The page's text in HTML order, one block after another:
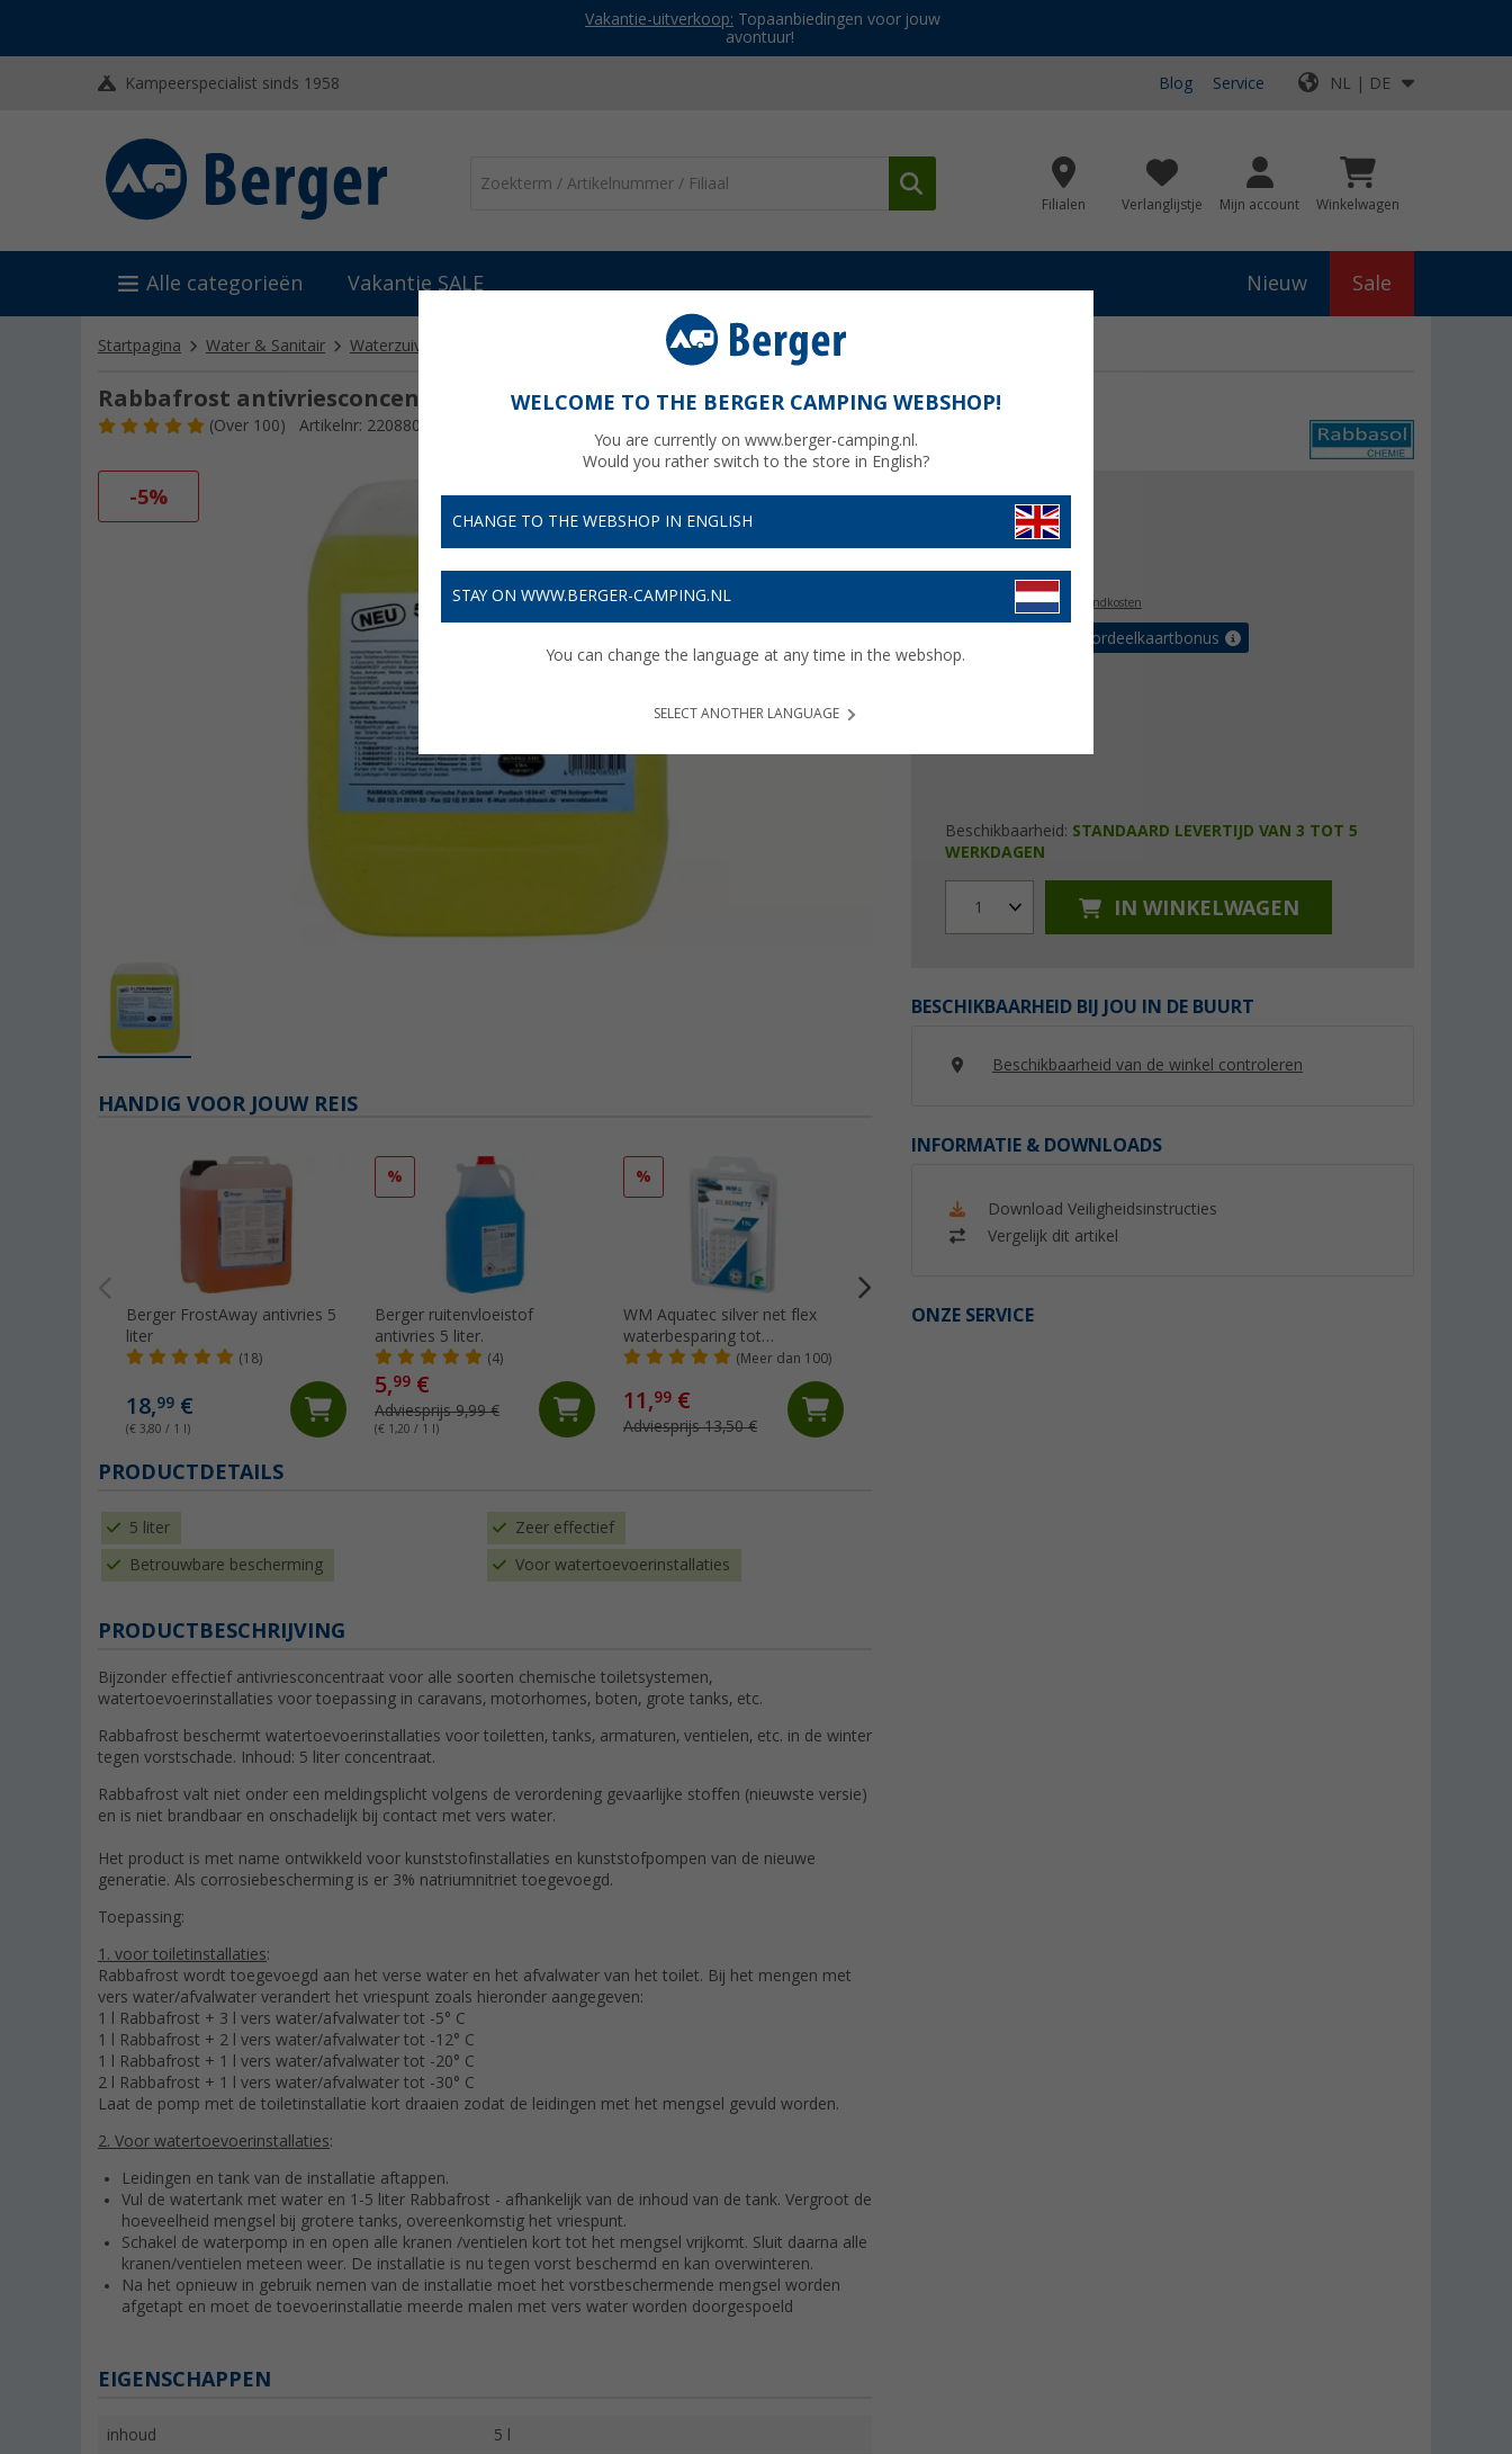
Vakantie-uitverkoop: Topaanbiedingen voor jouw
avontuur!
Kampeerspecialist sinds 1958 Blog Service NL | DE
Filialen Verlanglijstje Mijn account Winkelwagen
Alle categorieën Vakantie SALE Nieuw Sale
Startpagina Water & Sanitair Waterzuivering Rabbafrost antivriesconcentraat 5 liter
Rabbafrost antivriesconcentraat 5 liter
(Over100) Artikelnr: 220880
-5% normaal€ 19,99
€ 18,99
€ 3,80 / l
Prijzen incl. BTWplus verzendkosten
Verzeker tot 5% voordeelkaartbonus
Beschikbaarheid: STANDAARD LEVERTIJD VAN 3 TOT 5
WERKDAGEN
1 IN WINKELWAGEN
BESCHIKBAARHEID BIJ JOU IN DE BUURT
Beschikbaarheid van de winkel controleren
INFORMATIE & DOWNLOADS
Download Veiligheidsinstructies
Vergelijk dit artikel
ONZE SERVICE
HANDIG VOOR JOUW REIS
Berger FrostAway antivries 5
liter
(18)
18,99 €
(€ 3,80 / 1 l)
%
Berger ruitenvloeistof
antivries 5 liter.
(4)
5,99 €
Adviesprijs 9,99 €
(€ 1,20 / 1 l)
%
WM Aquatec silver net flex
waterbesparing tot
tankinhoud van 15 liter
(Meer dan 100)
11,99 €
Adviesprijs 13,50 €
Lilie Certec 3 in 1 filtercapsule
PRODUCTDETAILS
5 liter Zeer effectief
Betrouwbare bescherming Voor watertoevoerinstallaties
PRODUCTBESCHRIJVING
Bijzonder effectief antivriesconcentraat voor alle soorten chemische toiletsystemen,
watertoevoerinstallaties voor toepassing in caravans, motorhomes, boten, grote tanks, etc.
Rabbafrost beschermt watertoevoerinstallaties voor toiletten, tanks, armaturen, ventielen, etc. in de winter
tegen vorstschade. Inhoud: 5 liter concentraat.
Rabbafrost valt niet onder een meldingsplicht volgens de verordening gevaarlijke stoffen (nieuwste versie)
en is niet brandbaar en onschadelijk bij contact met vers water.
Het product is met name ontwikkeld voor kunststofinstallaties en kunststofpompen van de nieuwe
generatie. Als corrosiebescherming is er 3% natriumnitriet toegevoegd.
Toepassing:
1. voor toiletinstallaties:
Rabbafrost wordt toegevoegd aan het verse water en het afvalwater van het toilet. Bij het mengen met
vers water/afvalwater verandert het vriespunt zoals hieronder aangegeven:
1 l Rabbafrost + 3 l vers water/afvalwater tot -5° C
1 l Rabbafrost + 2 l vers water/afvalwater tot -12° C
1 l Rabbafrost + 1 l vers water/afvalwater tot -20° C
2 l Rabbafrost + 1 l vers water/afvalwater tot -30° C
Laat de pomp met de toiletinstallatie kort draaien zodat de leidingen met het mengsel gevuld worden.
2. Voor watertoevoerinstallaties:
Leidingen en tank van de installatie aftappen.
Vul de watertank met water en 1-5 liter Rabbafrost - afhankelijk van de inhoud van de tank. Vergroot de
hoeveelheid mengsel bij grotere tanks, overeenkomstig het vriespunt.
Schakel de waterpomp in en open alle kranen /ventielen kort tot het mengsel vrijkomt. Sluit daarna alle
kranen/ventielen meteen weer. De installatie is nu tegen vorst beschermd en kan overwinteren.
Na het opnieuw in gebruik nemen van de installatie moet het vorstbeschermende mengsel worden
afgetapt en moet de toevoerinstallatie meerde malen met vers water worden doorgespoeld
EIGENSCHAPPEN
inhoud 5 l
WELCOME TO THE BERGER CAMPING WEBSHOP!
You are currently on www.berger-camping.nl.
Would you rather switch to the store in English?
CHANGE TO THE WEBSHOP IN ENGLISH
STAY ON WWW.BERGER-CAMPING.NL
You can change the language at any time in the webshop.
SELECT ANOTHER LANGUAGE